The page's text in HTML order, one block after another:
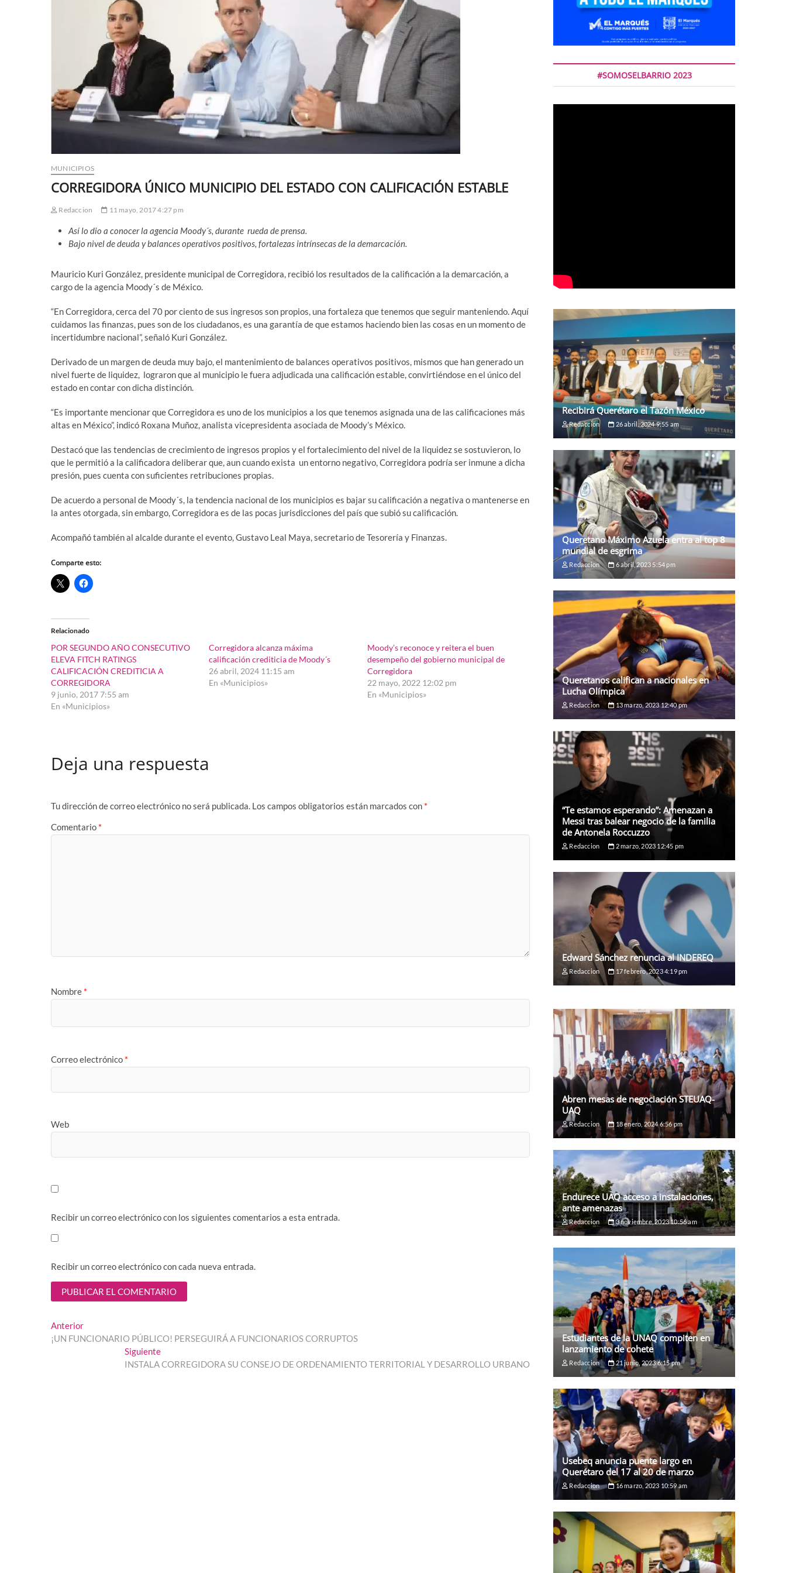
MUNICIPIOS
CORREGIDORA ÚNICO MUNICIPIO DEL ESTADO CON CALIFICACIÓN ESTABLE
Redaccion 11 mayo, 2017 4:27 pm
Así lo dio a conocer la agencia Moody´s, durante rueda de prensa.
Bajo nivel de deuda y balances operativos positivos, fortalezas intrínsecas de la demarcación.
Mauricio Kuri González, presidente municipal de Corregidora, recibió los resultados de la calificación a la demarcación, a
cargo de la agencia Moody´s de México.
“En Corregidora, cerca del 70 por ciento de sus ingresos son propios, una fortaleza que tenemos que seguir manteniendo. Aquí
cuidamos las finanzas, pues son de los ciudadanos, es una garantía de que estamos haciendo bien las cosas en un momento de
incertidumbre nacional”, señaló Kuri González.
Derivado de un margen de deuda muy bajo, el mantenimiento de balances operativos positivos, mismos que han generado un
nivel fuerte de liquidez, lograron que al municipio le fuera adjudicada una calificación estable, convirtiéndose en el único del
estado en contar con dicha distinción.
“Es importante mencionar que Corregidora es uno de los municipios a los que tenemos asignada una de las calificaciones más
altas en México”, indicó Roxana Muñoz, analista vicepresidenta asociada de Moody’s México.
Destacó que las tendencias de crecimiento de ingresos propios y el fortalecimiento del nivel de la liquidez se sostuvieron, lo
que le permitió a la calificadora deliberar que, aun cuando exista un entorno negativo, Corregidora podría ser inmune a dicha
presión, pues cuenta con suficientes retribuciones propias.
De acuerdo a personal de Moody´s, la tendencia nacional de los municipios es bajar su calificación a negativa o mantenerse en
la antes otorgada, sin embargo, Corregidora es de las pocas jurisdicciones del país que subió su calificación.
Acompañó también al alcalde durante el evento, Gustavo Leal Maya, secretario de Tesorería y Finanzas.
Comparte esto:
Relacionado
POR SEGUNDO AÑO CONSECUTIVO
ELEVA FITCH RATINGS
CALIFICACIÓN CREDITICIA A
CORREGIDORA
9 junio, 2017 7:55 am
En «Municipios»
Corregidora alcanza máxima
calificación crediticia de Moody´s
26 abril, 2024 11:15 am
En «Municipios»
Moody’s reconoce y reitera el buen
desempeño del gobierno municipal de
Corregidora
22 mayo, 2022 12:02 pm
En «Municipios»
Deja una respuesta
Tu dirección de correo electrónico no será publicada. Los campos obligatorios están marcados con *
Comentario *
Nombre *
Correo electrónico *
Web
Recibir un correo electrónico con los siguientes comentarios a esta entrada.
Recibir un correo electrónico con cada nueva entrada.
Navegación
de
AnteriorEntrada
anterior:
¡UN FUNCIONARIO PÚBLICO! PERSEGUIRÁ A FUNCIONARIOS CORRUPTOS
SiguienteEntrada
siguiente:
INSTALA CORREGIDORA SU CONSEJO DE ORDENAMIENTO TERRITORIAL Y DESARROLLO URBANO
#SOMOSELBARRIO 2023
Recibirá Querétaro el Tazón México
Redaccion 26 abril, 2024 9:55 am
Queretano Máximo Azuela entra al top 8
mundial de esgrima
Redaccion 6 abril, 2023 5:54 pm
Queretanos califican a nacionales en
Lucha Olímpica
Redaccion 13 marzo, 2023 12:40 pm
“Te estamos esperando”: Amenazan a
Messi tras balear negocio de la familia
de Antonela Roccuzzo
Redaccion 2 marzo, 2023 12:45 pm
Edward Sánchez renuncia al INDEREQ
Redaccion 17 febrero, 2023 4:19 pm
Abren mesas de negociación STEUAQ-
UAQ
Redaccion 18 enero, 2024 6:56 pm
Endurece UAQ acceso a instalaciones,
ante amenazas
Redaccion 3 noviembre, 2023 10:56 am
Estudiantes de la UNAQ compiten en
lanzamiento de cohete
Redaccion 21 junio, 2023 6:15 pm
Usebeq anuncia puente largo en
Querétaro del 17 al 20 de marzo
Redaccion 16 marzo, 2023 10:59 am